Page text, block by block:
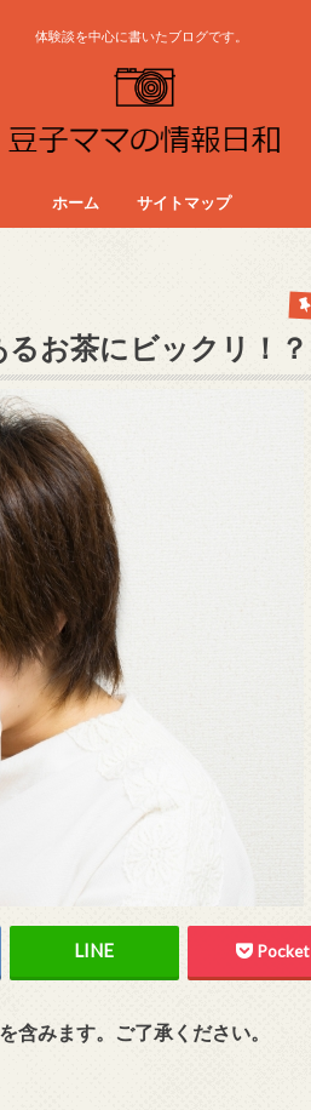
体験談を中心に書いたブログです。
ホーム サイトマップ
お茶にビックリ！？
Pocket
みます。ご了承ください。